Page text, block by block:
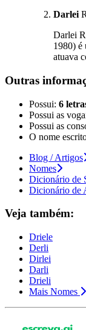
Darlei
Darlei
1980) é
atuava
Outras
Possui: 6
Possui as
Possui as
O nome
Blog / Artigos
Nomes
Dicionário de
Dicionário de
Veja também:
Driele
Derli
Dirlei
Darli
Drieli
Mais Nomes